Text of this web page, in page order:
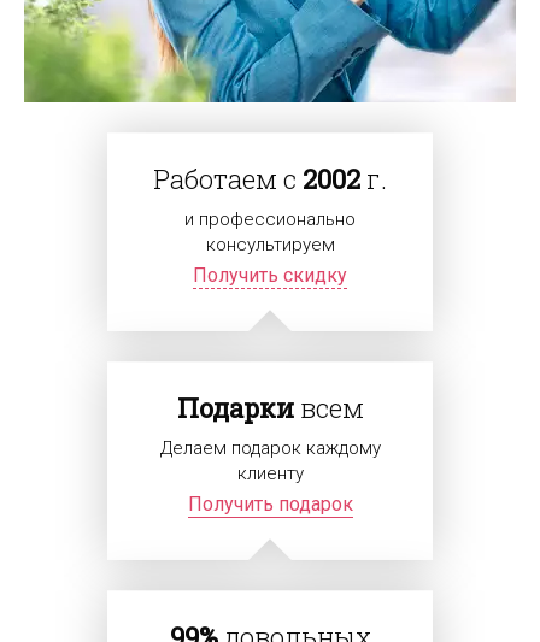
Работаем с 2002 г.
и профессионально
консультируем
Получить скидку
Подаркивсем
Делаем подарок каждому
клиенту
Получить подарок